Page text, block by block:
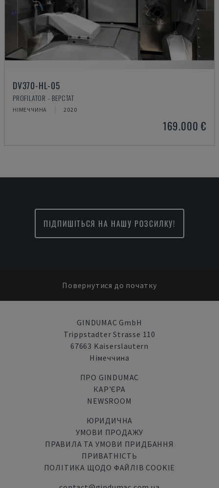
DV370-HL-05
PROFILATOR - ВЕРСТАТ
НІМЕЧЧИНА 2020
169.000 €
ПІДПИШІТЬСЯ НА НАШУ РОЗСИЛКУ!
Повернутися до початку
GINDUMAC GmbH
Trippstadter Strasse 110
67663 Kaiserslautern
Німеччина
ПРО GINDUMAC
КАР'ЄРА
NEWSROOM
ЮРИДИЧНА
УМОВИ ПРОДАЖУ
ПРАВИЛА ТА УМОВИ ПРИДБАННЯ
ПРИВАТНІСТЬ
ПОЛІТИКА ЩОДО ФАЙЛІВ COOKIE